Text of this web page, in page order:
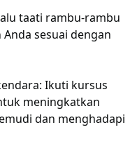
taati rambu-rambu
sesuai dengan
Ikuti kursus
meningkatkan
dan menghadapi